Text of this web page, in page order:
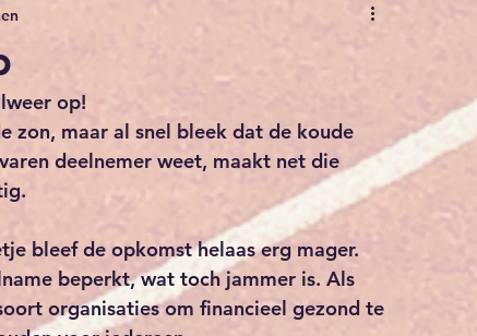
op!
zon, maar al snel bleek dat de koude
deelnemer weet, maakt net die
bleef de opkomst helaas erg mager.
beperkt, wat toch jammer is. Als
organisaties om financieel gezond te